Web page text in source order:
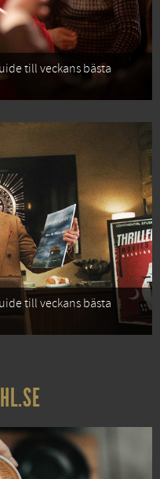
till veckans bästa
till veckans bästa